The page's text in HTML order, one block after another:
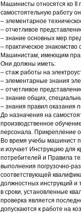
Машинисты относятся ко II
самостоятельную работу
– элементарное
– отчетливое
– знание основных мер
– практическое
Машинистам, имеющим
Они должны иметь:
– стаж работы на
– элементарные знания
– отчетливое
– знание общих,
– знания правил оказания
До назначения на
производственное
персонала. Прикрепление
Во время учебы машинист
и изучает Инструкцию для
потребителей и Правила
выполнения погрузочно-
соответствующей
должностных инструкций и
в сроки, установленные
проверка является
допускаются к работе на